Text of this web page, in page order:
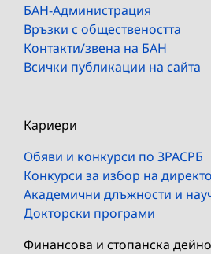
БАН-Администрация
Връзки с обществеността
Контакти/звена на БАН
Всички публикации на сайта
Кариери
Обяви и конкурси по ЗРАСРБ
Конкурси за избор на
Академични длъжности и
Докторски програми
Финансова и стопанска